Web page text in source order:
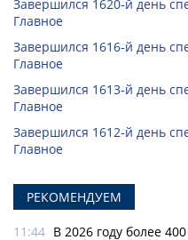
Завершился 1620-й день
Главное
Завершился 1616-й день
Главное
Завершился 1613-й день
Главное
Завершился 1612-й день
Главное
РЕКОМЕНДУЕМ
11:44 В 2026 году более